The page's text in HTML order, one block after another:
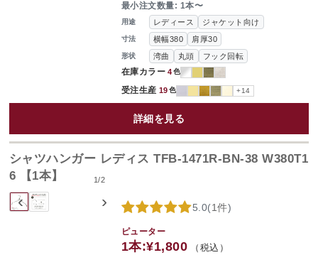
用途 レディース ジャケット向け
寸法 横幅380 肩厚30
形状 湾曲 丸頭 フック回転
在庫カラー 4色
受注生産 19色 +14
最小注文数量: 1本〜
詳細を見る
‹ ›
1/2
シャツハンガー レディス TFB-1471R-BN-38 W380T1
6 【1本】
5.0(1件)
ピューター
1本:¥1,800 （税込）